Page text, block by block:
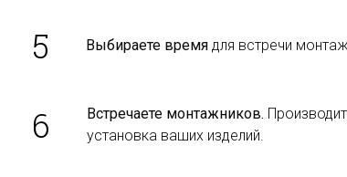
5 Выбираете времядля встречи
6 Встречаете монтажников.
установка ваших изделий.